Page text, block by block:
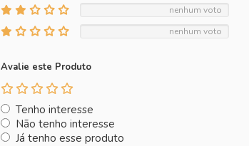
nenhum voto
nenhum voto
Avalie este Produto
Tenho interesse
Não tenho interesse
Já tenho esse produto